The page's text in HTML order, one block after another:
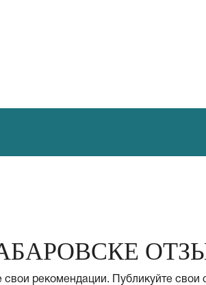
рекомендации. Публикуйте